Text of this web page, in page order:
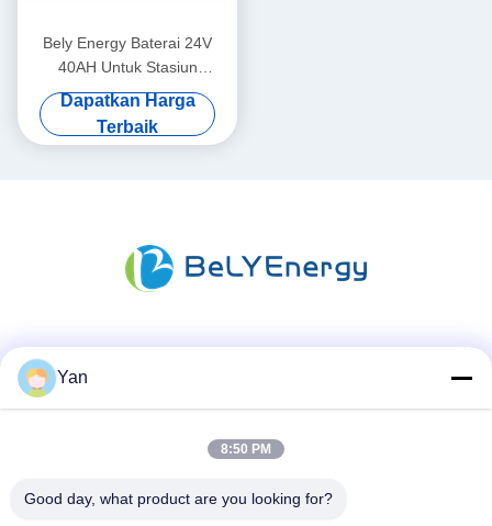
Bely Energy Baterai 24V
40AH Untuk Stasiun
Komunikasi UPS Medis
Dapatkan Harga
Terbaik
Kontak Cepat
TEL:
Yan
8:50 PM
Good day, what product are you looking for?